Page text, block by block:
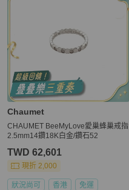
Chaumet
CHAUMET BeeMyLove愛巢蜂巢戒指
2.5mm14鑽18K白金/鑽石52
TWD 62,601
現折 2,000
狀況尚可 香港 免運